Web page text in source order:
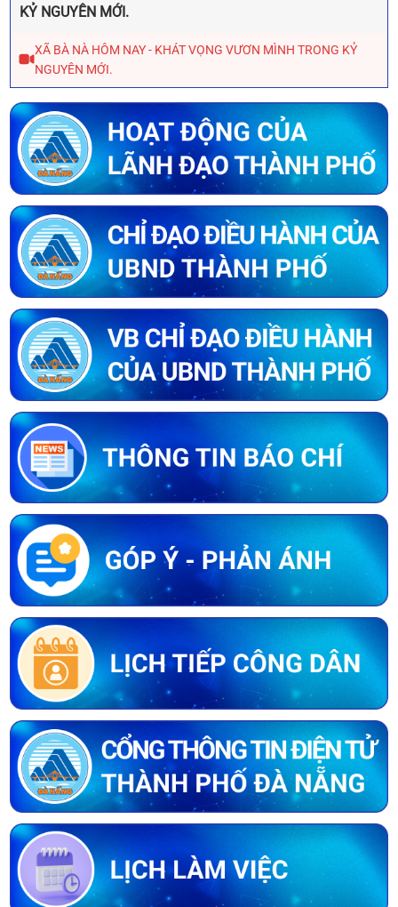
KỶ NGUYÊN MỚI.
XÃ BÀ NÀ HÔM NAY - KHÁT VỌNG VƯƠN MÌNH TRONG KỶ
NGUYÊN MỚI.